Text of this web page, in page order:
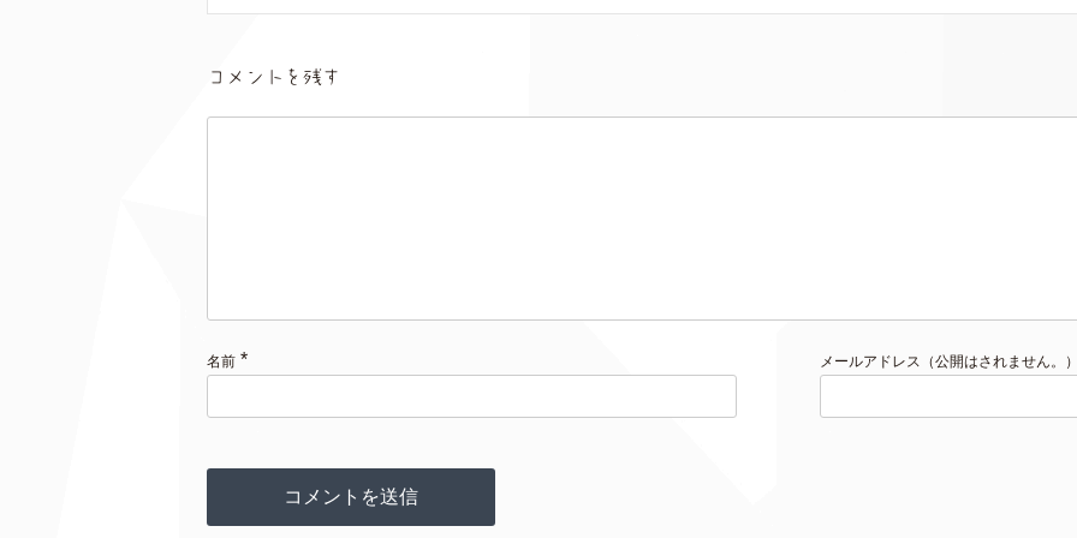
コメントを残す
名前 * メールアドレス（公開はされません。